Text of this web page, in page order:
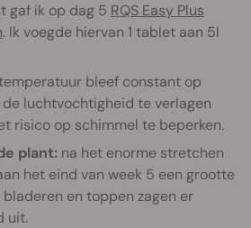
gaf ik op dag 5 RQS Easy Plus
. Ik voegde hiervan 1 tablet aan 5l
bleef constant op
de luchtvochtigheid te verlagen
risico op schimmel te beperken.
plant: na het enorme stretchen
het eind van week 5 een grootte
en toppen zagen er
uit.